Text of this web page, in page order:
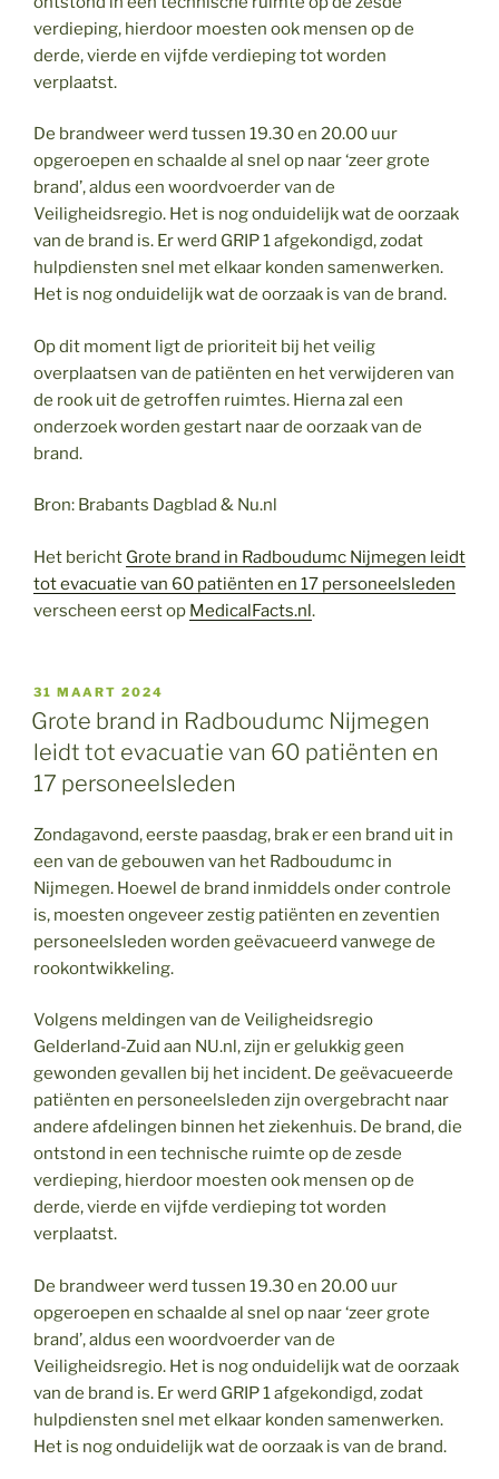
verdieping, hierdoor moesten ook mensen op de
derde, vierde en vijfde verdieping tot worden
verplaatst.
De brandweer werd tussen 19.30 en 20.00 uur
opgeroepen en schaalde al snel op naar ‘zeer grote
brand’, aldus een woordvoerder van de
Veiligheidsregio. Het is nog onduidelijk wat de oorzaak
van de brand is. Er werd GRIP 1 afgekondigd, zodat
hulpdiensten snel met elkaar konden samenwerken.
Het is nog onduidelijk wat de oorzaak is van de brand.
Op dit moment ligt de prioriteit bij het veilig
overplaatsen van de patiënten en het verwijderen van
de rook uit de getroffen ruimtes. Hierna zal een
onderzoek worden gestart naar de oorzaak van de
brand.
Bron: Brabants Dagblad & Nu.nl
Het bericht Grote brand in Radboudumc Nijmegen leidt
tot evacuatie van 60 patiënten en 17 personeelsleden
verscheen eerst op MedicalFacts.nl.
GEPLAATST
OP
31 MAART 2024
Grote brand in Radboudumc Nijmegen
leidt tot evacuatie van 60 patiënten en
17 personeelsleden
Zondagavond, eerste paasdag, brak er een brand uit in
een van de gebouwen van het Radboudumc in
Nijmegen. Hoewel de brand inmiddels onder controle
is, moesten ongeveer zestig patiënten en zeventien
personeelsleden worden geëvacueerd vanwege de
rookontwikkeling.
Volgens meldingen van de Veiligheidsregio
Gelderland-Zuid aan NU.nl, zijn er gelukkig geen
gewonden gevallen bij het incident. De geëvacueerde
patiënten en personeelsleden zijn overgebracht naar
andere afdelingen binnen het ziekenhuis. De brand, die
ontstond in een technische ruimte op de zesde
verdieping, hierdoor moesten ook mensen op de
derde, vierde en vijfde verdieping tot worden
verplaatst.
De brandweer werd tussen 19.30 en 20.00 uur
opgeroepen en schaalde al snel op naar ‘zeer grote
brand’, aldus een woordvoerder van de
Veiligheidsregio. Het is nog onduidelijk wat de oorzaak
van de brand is. Er werd GRIP 1 afgekondigd, zodat
hulpdiensten snel met elkaar konden samenwerken.
Het is nog onduidelijk wat de oorzaak is van de brand.